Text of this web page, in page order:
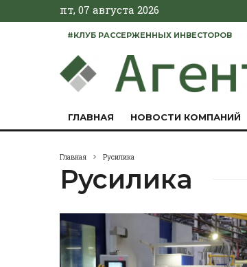
пт, 07 августа 2026
#КЛУБ РАССЕРЖЕННЫХ ИНВЕСТОРОВ
ГЛАВНАЯ НОВОСТИ КОМПАНИЙ
Главная Русилика
Русилика